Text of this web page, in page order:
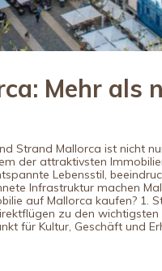
Mehr als
Strand Mallorca ist nicht
der attraktivsten
Lebensstil,
Infrastruktur machen
auf Mallorca kaufen? 1.
zu den
für Kultur, Geschäft und